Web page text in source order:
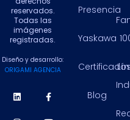
reservados.
Todas las
imágenes
registradas.
Diseño y desarrollo:
ORIGAMI AGENCIA
Presencia
Yaskawa
Blog